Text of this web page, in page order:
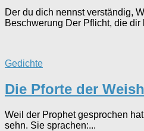
Der du dich nennst verständig,
Beschwerung Der Pflicht, die dir
Gedichte
Die Pforte der
Weil der Prophet gesprochen
sehn. Sie sprachen:...